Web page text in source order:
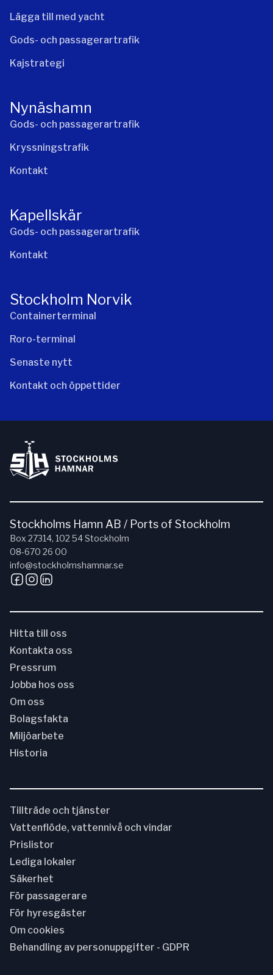
Lägga till med yacht
Gods- och passagerartrafik
Kajstrategi
Nynäshamn
Gods- och passagerartrafik
Kryssningstrafik
Kontakt
Kapellskär
Gods- och passagerartrafik
Kontakt
Stockholm Norvik
Containerterminal
Roro-terminal
Senaste nytt
Kontakt och öppettider
Stockholms Hamn AB / Ports of Stockholm
Box 27314, 102 54 Stockholm
08-670 26 00
info@stockholmshamnar.se
Hitta till oss
Kontakta oss
Pressrum
Jobba hos oss
Om oss
Bolagsfakta
Miljöarbete
Historia
Tillträde och tjänster
Vattenflöde, vattennivå och vindar
Prislistor
Lediga lokaler
Säkerhet
För passagerare
För hyresgäster
Om cookies
Behandling av personuppgifter - GDPR